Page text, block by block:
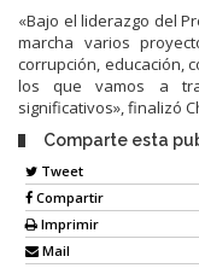
«Bajo el liderazgo del
marcha varios
corrupción, educación,
los que vamos a
significativos», finalizó
Comparte esta
Tweet
Compartir
Imprimir
Mail